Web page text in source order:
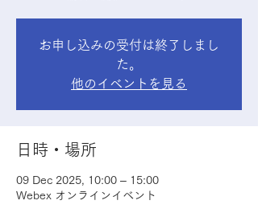
お申し込みの受付は終了しまし
た。
他のイベントを見る
日時・場所
09 Dec 2025, 10:00 – 15:00
Webex オンラインイベント